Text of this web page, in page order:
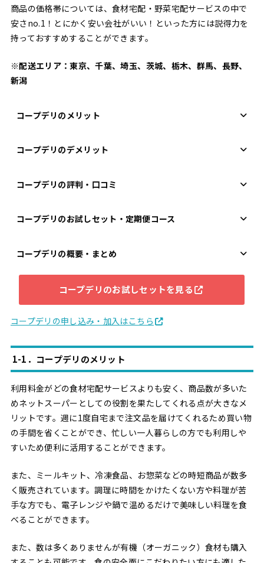
商品の価格帯については、食材宅配・野菜宅配サービスの中で
安さno.1！とにかく安い会社がいい！といった方には説得力を
持っておすすめすることができます。
※配送エリア：東京、千葉、埼玉、茨城、栃木、群馬、長野、
新潟
コープデリのメリット
コープデリのデメリット
コープデリの評判・口コミ
コープデリのお試しセット・定期便コース
コープデリの概要・まとめ
コープデリのお試しセットを見る
コープデリの申し込み・加入はこちら
1-1．コープデリのメリット
利用料金がどの食材宅配サービスよりも安く、商品数が多いた
めネットスーパーとしての役割を果たしてくれる点が大きなメ
リットです。週に1度自宅まで注文品を届けてくれるため買い物
の手間を省くことができ、忙しい一人暮らしの方でも利用しや
すいため便利に活用することができます。
また、ミールキット、冷凍食品、お惣菜などの時短商品が数多
く販売されています。調理に時間をかけたくない方や料理が苦
手な方でも、電子レンジや鍋で温めるだけで美味しい料理を食
べることができます。
また、数は多くありませんが有機（オーガニック）食材も購入